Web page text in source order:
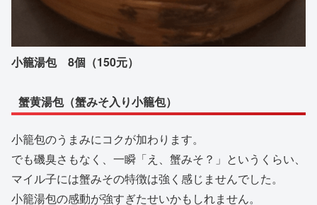
小籠湯包 8個（150元）
蟹黄湯包（蟹みそ入り小籠包）
小籠包のうまみにコクが加わります。
でも磯臭さもなく、一瞬「え、蟹みそ？」というくらい、
マイル子には蟹みその特徴は強く感じませんでした。
小籠湯包の感動が強すぎたせいかもしれません。